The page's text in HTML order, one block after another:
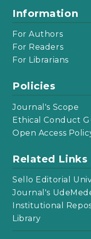
Information
For Authors
For Readers
For Librarians
Policies
Journal's Scope
Ethical Conduct
Open Access
Related Links
Sello Editorial
Journal's
Institutional
Library